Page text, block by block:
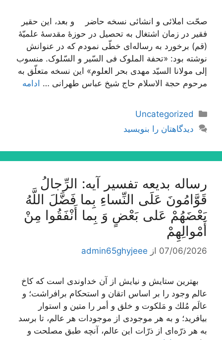
صحّت املائی و انشائی نسخه حاضر و بعد، این حقیر
فقیر در زمان اشتغال به تحصیل در حوزۀ مقدسۀ علمیّۀ
(قم) برخورد به رساله‌اى خطّى نمودم که در عنوانش
نوشته بود: «تحفة الملوک فی السّیر و السّلوک. منسوب
إلى مولانا السیّد مهدى بحر العلوم» این نسخه متعلّق به
مرحوم حجة الاسلام حاج شیخ عباس طهرانى … ادامه
دسته‌ها
Uncategorized
دیدگاهتان را بنویسید
رساله بدیعه تفسیر آیه: الرِّجالُ
قَوَّامُونَ عَلَى النِّساءِ بِما فَضَّلَ اللَّهُ
بَعْضَهُمْ عَلى‌ بَعْضٍ وَ بِما أَنْفَقُوا مِنْ
أَمْوالِهِمْ‌
07/06/2026 از admin65ghyjeee
بهترین ستایش و نیایش از آن خداوندى است كه كاخ
عالم وجود را بر اساس اتقان و استحكام برافراشت؛ و
عالَم مُلك و مَلكوت و خلق و أمر را متین و استوار
بیافرید؛ و به هر موجودى از موجودات هر عالم، تا برسد
به هر ذرّه‌اى از ذرّات این عالم، آنچه طبق مصلحت و